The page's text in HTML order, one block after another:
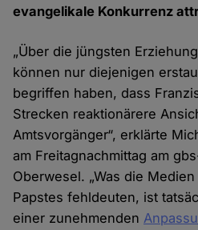
evangelikale Konkurrenz
„Über die jüngsten
können nur diejenigen
begriffen haben, dass
Strecken reaktionärere
Amtsvorgänger“, erklärte
am Freitagnachmittag am
Oberwesel. „Was die
Papstes fehldeuten, ist
einer zunehmenden